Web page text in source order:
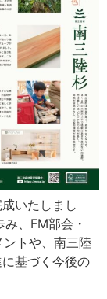
いたしまし
、FM部会・
トや、南三陸
基づく今後の